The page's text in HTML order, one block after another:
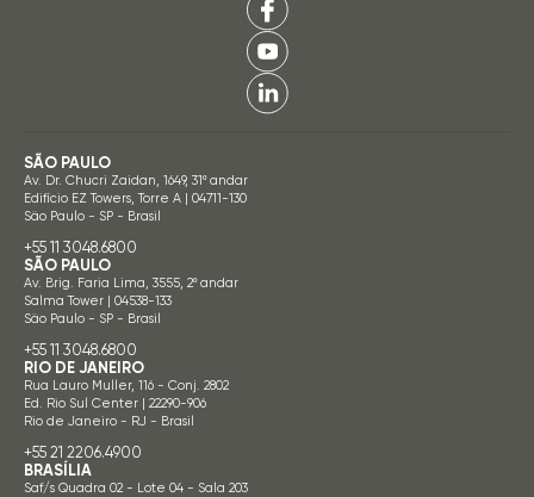
SÃO PAULO
Av. Dr. Chucri Zaidan, 1649, 31º andar
Edifício EZ Towers, Torre A | 04711-130
São Paulo - SP - Brasil
+55 11 3048.6800
SÃO PAULO
Av. Brig. Faria Lima, 3555, 2º andar
Salma Tower | 04538-133
São Paulo - SP - Brasil
+55 11 3048.6800
RIO DE JANEIRO
Rua Lauro Muller, 116 - Conj. 2802
Ed. Rio Sul Center | 22290-906
Rio de Janeiro - RJ - Brasil
+55 21 2206.4900
BRASÍLIA
Saf/s Quadra 02 - Lote 04 - Sala 203